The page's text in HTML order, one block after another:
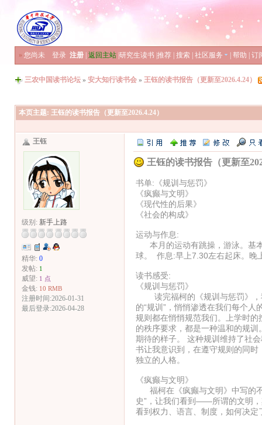
» 您尚未 登录 注册 返回主站 研究生读书 推荐 搜索 社区服务 帮助 订
三农中国读书论坛 » 安大知行读书会 » 王钰的读书报告（更新至2026.4.24）
本页主题: 王钰的读书报告（更新至2026.4.24）
王钰
级别: 新手上路
精华: 0
发帖: 1
威望: 1 点
金钱: 10 RMB
注册时间:2026-01-31
最后登录:2026-04-28
王钰的读书报告（更新至
书单:《规训与惩罚》
《疯癫与文明》
《现代性的后果》
《社会的构成》
运动与作息:
本月的运动有跳操，游泳。基本
球。 作息:早上7.30左右起床。晚
读书感受:
《规训与惩罚》
读完福柯的《规训与惩罚》，
的“规训”，悄悄渗透在我们每个
规则都在悄悄规范我们。上学时
的秩序要求，都是一种温和的规
期待的样子。 这种规训维持了社
书让我意识到，在遵守规则的同
独立的人格。
《疯癫与文明》
福柯在《疯癫与文明》中写的不
史”，让我们看到——所谓的文明，
看到权力、语言、制度，如何决定